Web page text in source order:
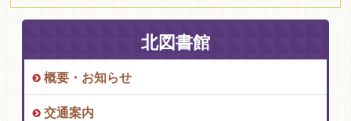
北図書館
概要・お知らせ
交通案内